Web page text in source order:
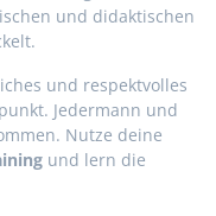
und didaktischen
und respektvolles
Jedermann und
Nutze deine
und lern die